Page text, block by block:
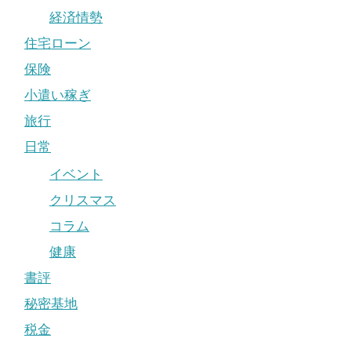
経済情勢
住宅ローン
保険
小遣い稼ぎ
旅行
日常
イベント
クリスマス
コラム
健康
書評
秘密基地
税金